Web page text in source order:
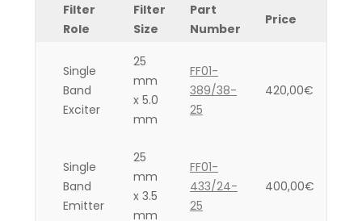
Filter
Role
Filter
Size
Part
Number
Price
Single
Band
Exciter
25
mm
x 5.0
mm
FF01-
389/38-
25
420,00€
Single
Band
Emitter
25
mm
x 3.5
mm
FF01-
433/24-
25
400,00€